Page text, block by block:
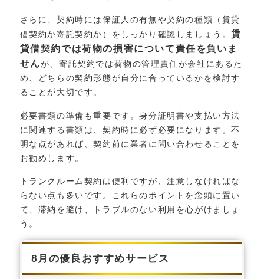
さらに、契約時には保証人の有無や契約の種類（賃貸
借契約か寄託契約か）をしっかり確認しましょう。賃
貸借契約では荷物の損害について責任を負いま
せんが、寄託契約では荷物の管理責任が会社にあるた
め、どちらの契約形態が自分に合っているかを検討す
ることが大切です。
必要書類の準備も重要です。身分証明書や支払い方法
に関連する書類は、契約時に必ず必要になります。不
明な点があれば、契約前に業者に問い合わせることを
お勧めします。
トランクルーム契約は便利ですが、注意しなければな
らない点も多いです。これらのポイントを念頭に置い
て、滞納を避け、トラブルのない利用を心がけましょ
う。
8月の優良おすすめサービス